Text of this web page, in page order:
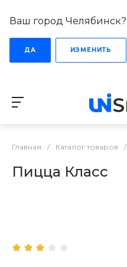
Ваш город Челябинск?
ДА ИЗМЕНИТЬ
Главная / Каталог товаров /
Пицца Класс